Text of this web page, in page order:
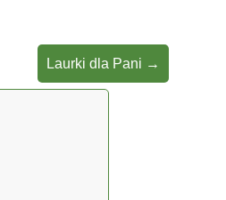
Laurki dla Pani →